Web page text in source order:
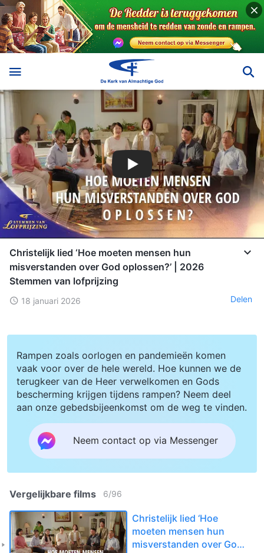
Christelijk lied ‘Hoe moeten mensen hun
misverstanden over God oplossen?’ | 2026
Stemmen van lofprijzing
18 januari 2026 Delen
Rampen zoals oorlogen en pandemieën komen
vaak voor over de hele wereld. Hoe kunnen we de
terugkeer van de Heer verwelkomen en Gods
bescherming krijgen tijdens rampen? Neem deel
aan onze gebedsbijeenkomst om de weg te vinden.
Neem contact op via Messenger
Vergelijkbare films 6/96
Christelijk lied ‘Hoe
moeten mensen hun
misverstanden over God